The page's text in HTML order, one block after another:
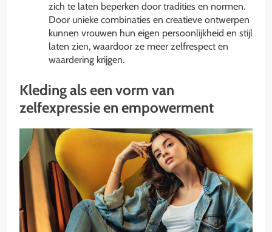
zich te laten beperken door tradities en normen.
Door unieke combinaties en creatieve ontwerpen
kunnen vrouwen hun eigen persoonlijkheid en stijl
laten zien, waardoor ze meer zelfrespect en
waardering krijgen.
Kleding als een vorm van
zelfexpressie en empowerment